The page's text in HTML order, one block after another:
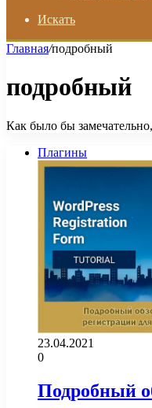
Искать
Главная/подробный
подробный
Как было бы
Плагины
23.04.2021
0
Подробный